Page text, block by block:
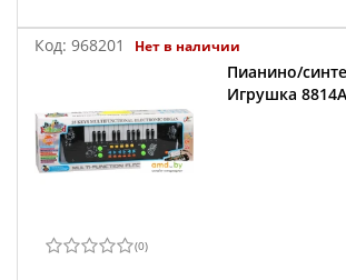
Код: 968201 Нет в наличии
Пианино/
Игрушка
(0)